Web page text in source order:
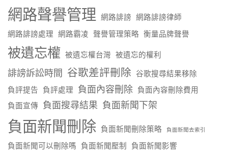
網路聲譽管理 網路誹謗 網路誹謗律師
網路誹謗處理 網路霸凌 聲譽管理策略 衡量品牌聲譽
被遺忘權 被遺忘權台灣 被遺忘的權利
誹謗訴訟時間 谷歌差評刪除 谷歌搜尋結果移除
負評提告 負評處理 負面內容刪除 負面內容刪除費用
負面宣傳 負面搜尋結果 負面新聞下架
負面新聞刪除 負面新聞刪除策略 負面新聞去索引
負面新聞可以刪除嗎 負面新聞壓制 負面新聞影響